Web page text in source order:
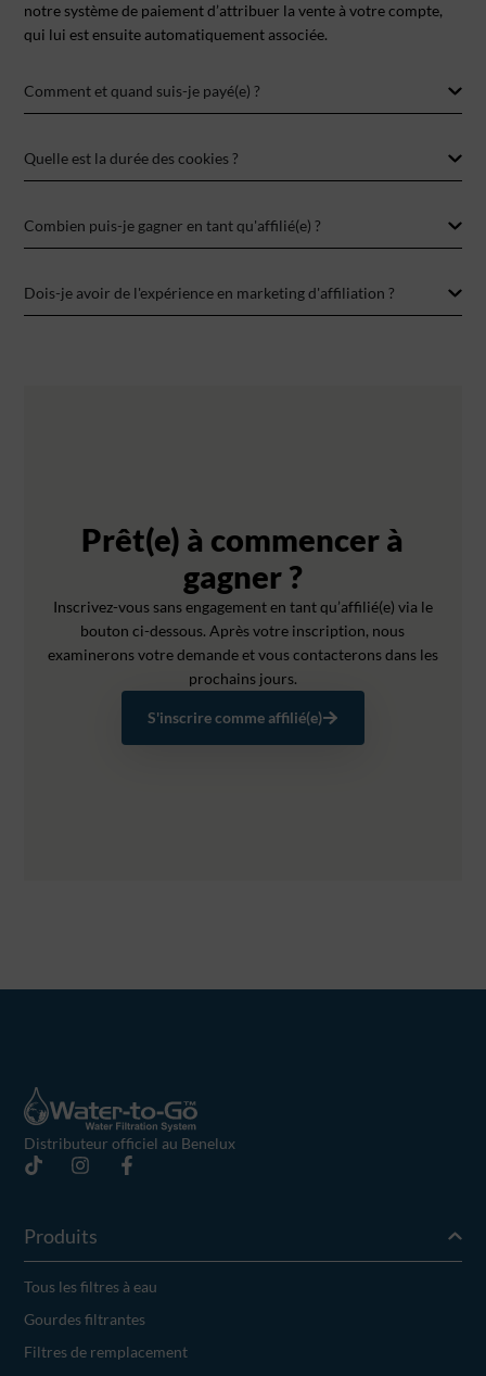
notre système de paiement d’attribuer la vente à votre compte,
qui lui est ensuite automatiquement associée.
Comment et quand suis-je payé(e) ?
Quelle est la durée des cookies ?
Combien puis-je gagner en tant qu'affilié(e) ?
Dois-je avoir de l'expérience en marketing d'affiliation ?
Prêt(e) à commencer à
gagner ?
Inscrivez-vous sans engagement en tant qu’affilié(e) via le
bouton ci-dessous. Après votre inscription, nous
examinerons votre demande et vous contacterons dans les
prochains jours.
S'inscrire comme affilié(e)
Distributeur officiel au Benelux
Produits
Tous les filtres à eau
Gourdes filtrantes
Filtres de remplacement